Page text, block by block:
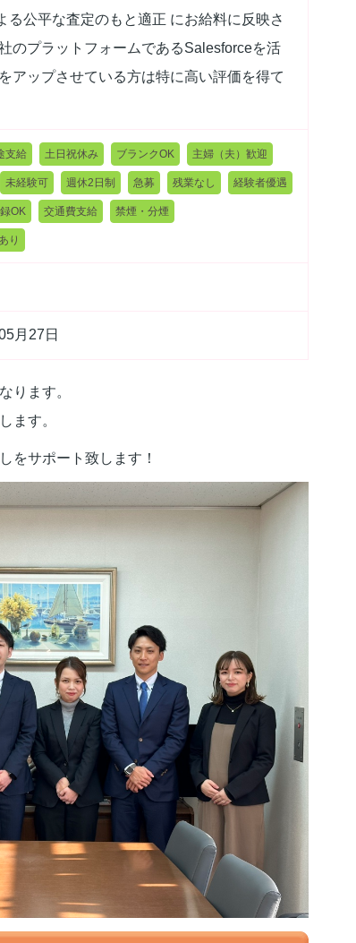
る公平な査定のもと適正 にお給料に反映さ
のプラットフォームであるSalesforceを活
アップさせている方は特に高い評価を得て
支給 土日祝休み ブランクOK 主婦（夫）歓迎
未経験可 週休2日制 急募 残業なし 経験者優遇
OK 交通費支給 禁煙・分煙
り
月27日
ります。
ます。
をサポート致します！